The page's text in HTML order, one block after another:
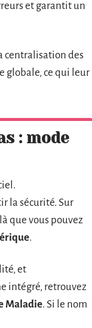
et garantit un
centralisation des
globale, ce qui leur
: mode
la sécurité. Sur
là que vous pouvez
.
et
intégré, retrouvez
Maladie. Si le nom